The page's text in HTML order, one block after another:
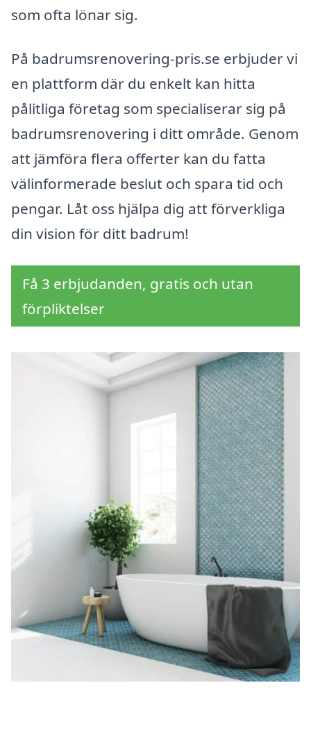
som ofta lönar sig.
På badrumsrenovering-pris.se erbjuder vi
en plattform där du enkelt kan hitta
pålitliga företag som specialiserar sig på
badrumsrenovering i ditt område. Genom
att jämföra flera offerter kan du fatta
välinformerade beslut och spara tid och
pengar. Låt oss hjälpa dig att förverkliga
din vision för ditt badrum!
Få 3 erbjudanden, gratis och utan
förpliktelser